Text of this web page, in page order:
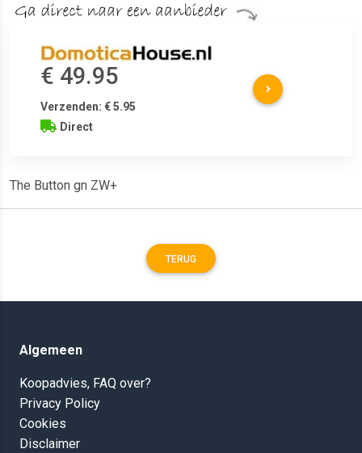
€ 49.95
Verzenden: € 5.95
Direct
The Button gn ZW+
TERUG
Algemeen
Koopadvies, FAQ over?
Privacy Policy
Cookies
Disclaimer